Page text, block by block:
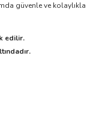
güvenle ve kolaylıkla
edilir.